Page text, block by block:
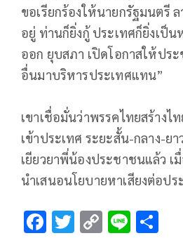
ขอเรียกร้องให้นายกรัฐมนตรี
อยู่ ท่านก็ยิ่งกู้ ประเทศก็ยิ่งเป็
ออก ยุบสภา เปิดโอกาสให้ปร
อื่นมาบริหารประเทศแทน”
เขาเชื่อมั่นว่าพรรคไทยสร้างไ
เข้าประเทศ ระยะสั้น-กลาง-ย
เยียวยาพี่น้องประชาชนแล้ว เ
นำเสนอนโยบายหาเสียงต่อปร
F T C Li